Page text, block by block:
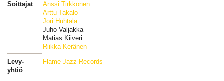
Soittajat
Anssi Tirkkonen
Arttu Takalo
Jori Huhtala
Juho Valjakka
Matias Kiiveri
Riikka Keränen
Levy-
yhtiö
Flame Jazz Records